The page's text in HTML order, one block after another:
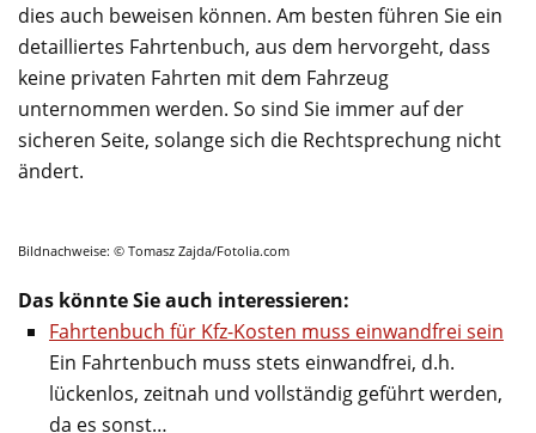
dies auch beweisen können. Am besten führen Sie ein
detailliertes Fahrtenbuch, aus dem hervorgeht, dass
keine privaten Fahrten mit dem Fahrzeug
unternommen werden. So sind Sie immer auf der
sicheren Seite, solange sich die Rechtsprechung nicht
ändert.
Bildnachweise: © Tomasz Zajda/Fotolia.com
Das könnte Sie auch interessieren:
Fahrtenbuch für Kfz-Kosten muss einwandfrei sein
Ein Fahrtenbuch muss stets einwandfrei, d.h.
lückenlos, zeitnah und vollständig geführt werden,
da es sonst…